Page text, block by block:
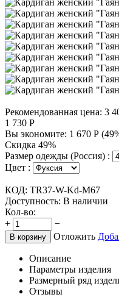
Рекомендованная цена: 3
1 730 Р
Вы экономите: 1 670 Р (49
Скидка 49%
Размер одежды (Россия) :
Цвет :
КОД: TR37-W-Kd-M67
Доступность: В наличии
Кол-во:
+
−
В корзину Отложить
Описание
Параметры изделия
Размерный ряд
Отзывы